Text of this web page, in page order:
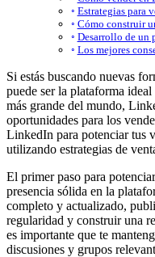
Estrategias para
Cómo construir
Desarrollo de un
Los mejores
Si estás buscando nuevas
puede ser la plataforma
más grande del mundo,
oportunidades para los
LinkedIn para potenciar tus
utilizando estrategias de
El primer paso para
presencia sólida en la
completo y actualizado,
regularidad y construir una
es importante que te
discusiones y grupos